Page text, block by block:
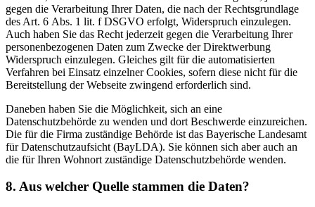
gegen die Verarbeitung Ihrer Daten, die nach der Rechtsgrundlage
des Art. 6 Abs. 1 lit. f DSGVO erfolgt, Widerspruch einzulegen.
Auch haben Sie das Recht jederzeit gegen die Verarbeitung Ihrer
personenbezogenen Daten zum Zwecke der Direktwerbung
Widerspruch einzulegen. Gleiches gilt für die automatisierten
Verfahren bei Einsatz einzelner Cookies, sofern diese nicht für die
Bereitstellung der Webseite zwingend erforderlich sind.
Daneben haben Sie die Möglichkeit, sich an eine
Datenschutzbehörde zu wenden und dort Beschwerde einzureichen.
Die für die Firma zuständige Behörde ist das Bayerische Landesamt
für Datenschutzaufsicht (BayLDA). Sie können sich aber auch an
die für Ihren Wohnort zuständige Datenschutzbehörde wenden.
8. Aus welcher Quelle stammen die Daten?